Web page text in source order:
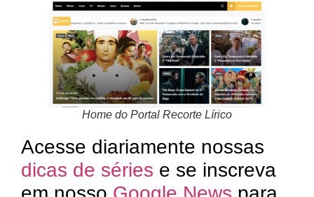
Home do Portal Recorte Lírico
Acesse diariamente nossas
dicas de séries e se inscreva